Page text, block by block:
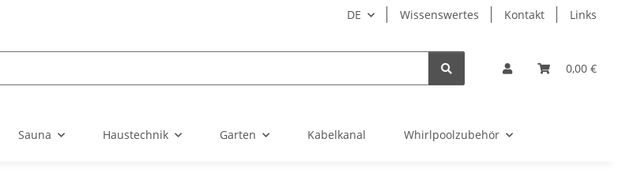
DE Wissenswertes Kontakt Links
0,00 €
Sauna Haustechnik Garten Kabelkanal Whirlpoolzubehör